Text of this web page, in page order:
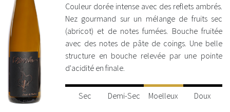
Couleur dorée intense avec des reflets ambrés.
Nez gourmand sur un mélange de fruits sec
(abricot) et de notes fumées. Bouche fruitée
avec des notes de pâte de coings. Une belle
structure en bouche relevée par une pointe
d'acidité en finale.
Sec Demi-Sec Moelleux Doux